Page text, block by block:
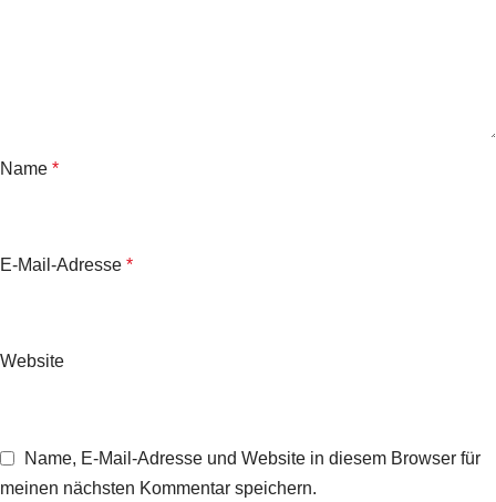
Name *
E-Mail-Adresse *
Website
Name, E-Mail-Adresse und Website in diesem Browser für
meinen nächsten Kommentar speichern.